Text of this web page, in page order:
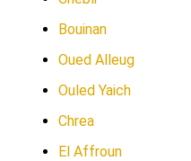
Bouinan
Oued Alleug
Ouled Yaich
Chrea
El Affroun